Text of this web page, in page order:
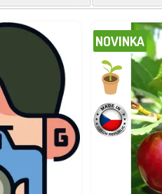
NOVINKA